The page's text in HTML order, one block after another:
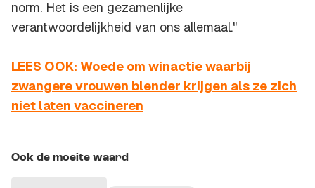
norm. Het is een gezamenlijke
verantwoordelijkheid van ons allemaal."
LEES OOK: Woede om winactie waarbij
zwangere vrouwen blender krijgen als ze zich
niet laten vaccineren
Ook de moeite waard